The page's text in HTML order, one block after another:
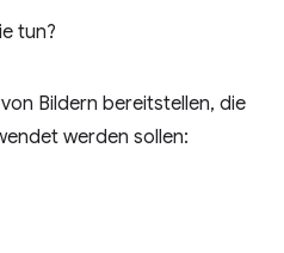
tun?
Bildern bereitstellen, die
werden sollen: